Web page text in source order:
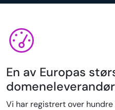
En av Europas
Vi har registrert over